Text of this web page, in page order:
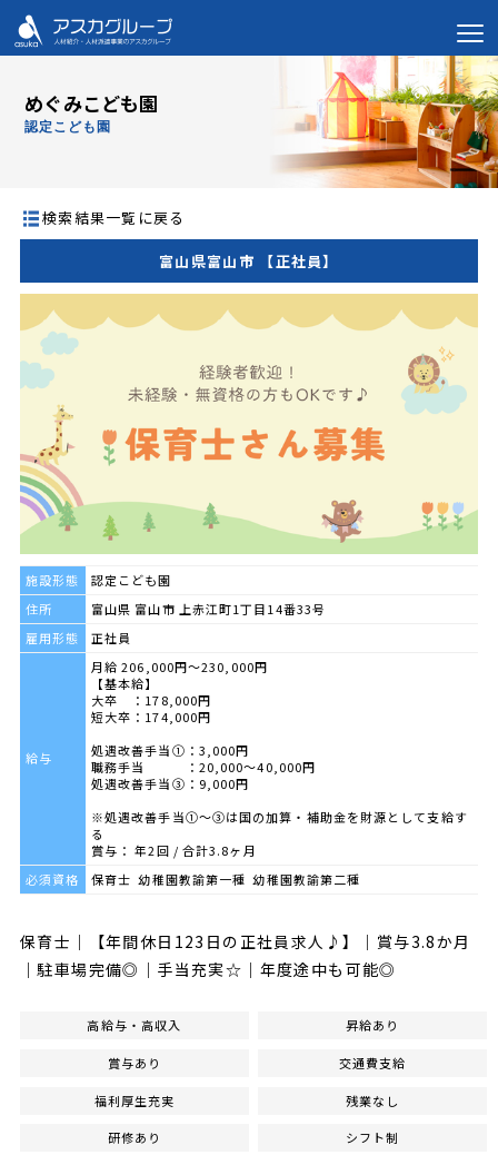
めぐみこども園
認定こども園
検索結果一覧に戻る
富山県富山市 【正社員】
施設形態
認定こども園
住所
富山県 富山市 上赤江町1丁目14番33号
雇用形態
正社員
給与
月給 206,000円～230,000円
【基本給】
大卒 ：178,000円
短大卒：174,000円
処遇改善手当①：3,000円
職務手当 ：20,000～40,000円
処遇改善手当③：9,000円
※処遇改善手当①～③は国の加算・補助金を財源として支給す
る
賞与： 年2回 / 合計3.8ヶ月
必須資格
保育士 幼稚園教諭第一種 幼稚園教諭第二種
保育士｜【年間休日123日の正社員求人♪】｜賞与3.8か月
｜駐車場完備◎｜手当充実☆｜年度途中も可能◎
高給与・高収入 昇給あり
賞与あり 交通費支給
福利厚生充実 残業なし
研修あり シフト制